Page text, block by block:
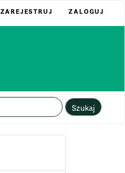
ZAREJESTRUJ ZALOGUJ
Szukaj